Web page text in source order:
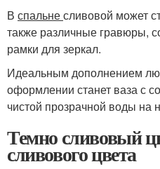
В спальнесливовой может
также различные гравюры,
рамки для зеркал.
Идеальным дополнением
оформлении станет ваза с
чистой прозрачной воды на
Темно сливовый
сливового цвета